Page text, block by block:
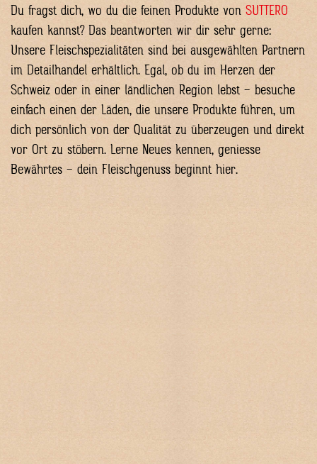
Du fragst dich, wo du die feinen Produkte von SUTTERO
kaufen kannst? Das beantworten wir dir sehr gerne:
Unsere Fleischspezialitäten sind bei ausgewählten Partnern
im Detailhandel erhältlich. Egal, ob du im Herzen der
Schweiz oder in einer ländlichen Region lebst – besuche
einfach einen der Läden, die unsere Produkte führen, um
dich persönlich von der Qualität zu überzeugen und direkt
vor Ort zu stöbern. Lerne Neues kennen, geniesse
Bewährtes – dein Fleischgenuss beginnt hier.